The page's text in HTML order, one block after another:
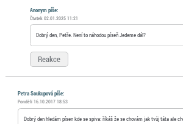
Anonympíše:
Čtvrtek 02.01.2025 11:21
Dobrý den, Petře. Není to náhodou píseň Jedeme dál?
Reakce
Petra Soukupová píše:
Pondělí 16.10.2017 18:53
Dobrý den hledám písen kde se spiva: říkáš že se chovám jak tvůj táta ale